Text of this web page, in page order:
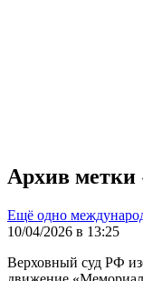
Архив метки
Ещё одно
10/04/2026 в 13:25
Верховный суд РФ